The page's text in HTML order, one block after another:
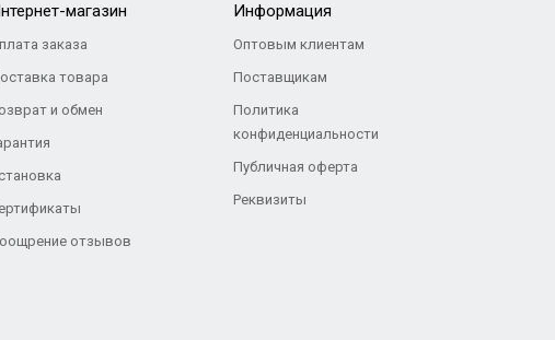
магазин
заказа
товара
и обмен
отзывов
Информация
Оптовым клиентам
Поставщикам
Политика
конфиденциальности
Публичная оферта
Реквизиты